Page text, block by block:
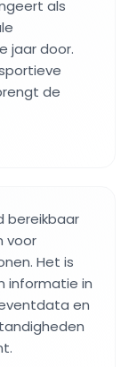
als
jaar door.
de
bereikbaar
voor
Het is
informatie in
en